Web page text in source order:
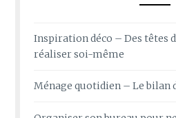
Inspiration déco – Des têtes
réaliser soi-même
Ménage quotidien – Le bilan